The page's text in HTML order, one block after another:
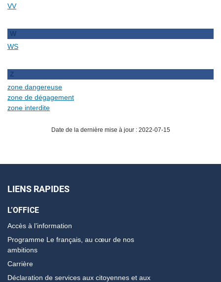
VV
W
WS
Z
zone dangereuse
zone de dégagement
zone interdite
Date de la dernière mise à jour : 2022-07-15
LIENS RAPIDES
L’OFFICE
Accès à l’information
Programme Le français, au cœur de nos
ambitions
Carrière
Déclaration de services aux citoyennes et aux